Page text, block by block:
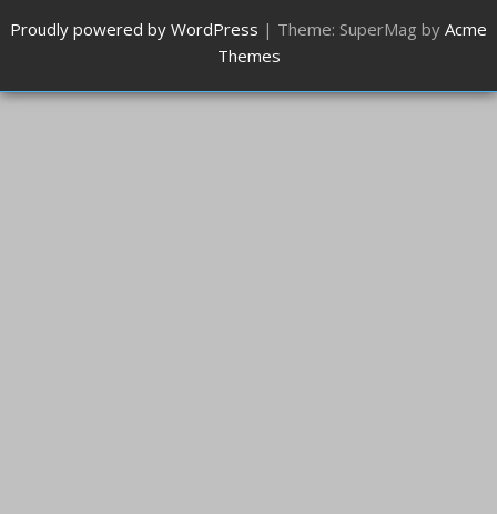
Proudly powered by WordPress | Theme: SuperMag by Acme
Themes